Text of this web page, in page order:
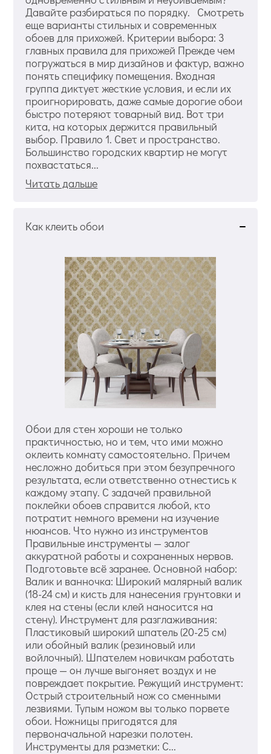
Давайте разбираться по порядку. Смотреть
еще варианты стильных и современных
обоев для прихожей. Критерии выбора: 3
главных правила для прихожей Прежде чем
погружаться в мир дизайнов и фактур, важно
понять специфику помещения. Входная
группа диктует жесткие условия, и если их
проигнорировать, даже самые дорогие обои
быстро потеряют товарный вид. Вот три
кита, на которых держится правильный
выбор. Правило 1. Свет и пространство.
Большинство городских квартир не могут
похвастаться...
Читать дальше
Как клеить обои
Обои для стен хороши не только
практичностью, но и тем, что ими можно
оклеить комнату самостоятельно. Причем
несложно добиться при этом безупречного
результата, если ответственно отнестись к
каждому этапу. С задачей правильной
поклейки обоев справится любой, кто
потратит немного времени на изучение
нюансов. Что нужно из инструментов
Правильные инструменты — залог
аккуратной работы и сохраненных нервов.
Подготовьте всё заранее. Основной набор:
Валик и ванночка: Широкий малярный валик
(18-24 см) и кисть для нанесения грунтовки и
клея на стены (если клей наносится на
стену). Инструмент для разглаживания:
Пластиковый широкий шпатель (20-25 см)
или обойный валик (резиновый или
войлочный). Шпателем новичкам работать
проще — он лучше выгоняет воздух и не
повреждает покрытие. Режущий инструмент:
Острый строительный нож со сменными
лезвиями. Тупым ножом вы только порвете
обои. Ножницы пригодятся для
первоначальной нарезки полотен.
Инструменты для разметки: С...